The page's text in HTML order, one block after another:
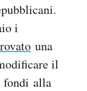
i
una
il
fondi alla